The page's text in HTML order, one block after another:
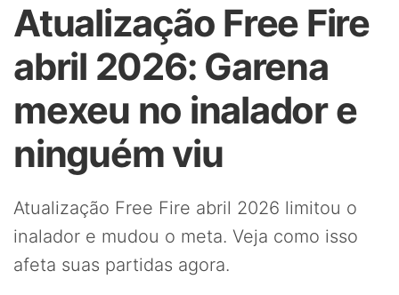
Atualização Free Fire
abril 2026: Garena
mexeu no inalador e
ninguém viu
Atualização Free Fire abril 2026 limitou o
inalador e mudou o meta. Veja como isso
afeta suas partidas agora.